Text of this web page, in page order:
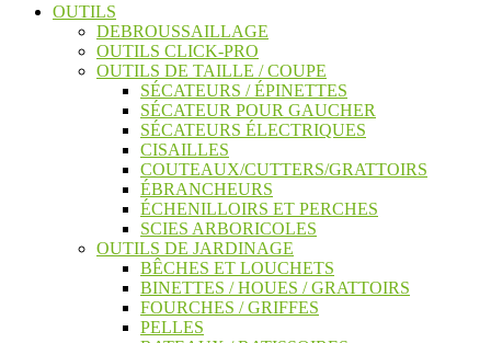
OUTILS
DEBROUSSAILLAGE
OUTILS CLICK-PRO
OUTILS DE TAILLE / COUPE
SÉCATEURS / ÉPINETTES
SÉCATEUR POUR GAUCHER
SÉCATEURS ÉLECTRIQUES
CISAILLES
COUTEAUX/CUTTERS/GRATTOIRS
ÉBRANCHEURS
ÉCHENILLOIRS ET PERCHES
SCIES ARBORICOLES
OUTILS DE JARDINAGE
BÊCHES ET LOUCHETS
BINETTES / HOUES / GRATTOIRS
FOURCHES / GRIFFES
PELLES